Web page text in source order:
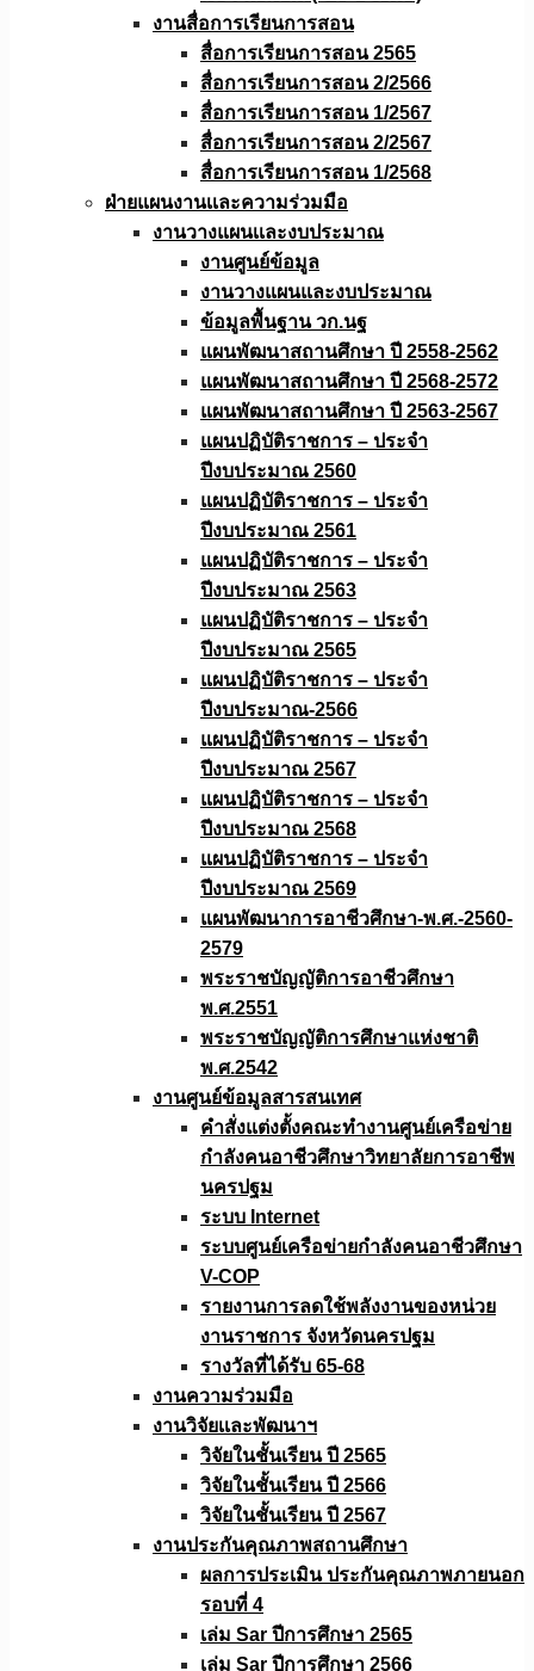
งานสื่อการเรียนการสอน
สื่อการเรียนการสอน 2565
สื่อการเรียนการสอน 2/2566
สื่อการเรียนการสอน 1/2567
สื่อการเรียนการสอน 2/2567
สื่อการเรียนการสอน 1/2568
ฝ่ายแผนงานเเละความร่วมมือ
งานวางแผนเเละงบประมาณ
งานศูนย์ข้อมูล
งานวางแผนและงบประมาณ
ข้อมูลพื้นฐาน วก.นฐ
แผนพัฒนาสถานศึกษา ปี 2558-2562
แผนพัฒนาสถานศึกษา ปี 2568-2572
แผนพัฒนาสถานศึกษา ปี 2563-2567
แผนปฏิบัติราชการ – ประจำ
ปีงบประมาณ 2560
แผนปฏิบัติราชการ – ประจำ
ปีงบประมาณ 2561
แผนปฏิบัติราชการ – ประจำ
ปีงบประมาณ 2563
แผนปฏิบัติราชการ – ประจำ
ปีงบประมาณ 2565
แผนปฏิบัติราชการ – ประจำ
ปีงบประมาณ-2566
แผนปฏิบัติราชการ – ประจำ
ปีงบประมาณ 2567
แผนปฏิบัติราชการ – ประจำ
ปีงบประมาณ 2568
แผนปฏิบัติราชการ – ประจำ
ปีงบประมาณ 2569
แผนพัฒนาการอาชีวศึกษา-พ.ศ.-2560-
2579
พระราชบัญญัติการอาชีวศึกษา
พ.ศ.2551
พระราชบัญญัติการศึกษาแห่งชาติ
พ.ศ.2542
งานศูนย์ข้อมูลสารสนเทศ
คำสั่งแต่งตั้งคณะทำงานศูนย์เครือข่าย
กำลังคนอาชีวศึกษาวิทยาลัยการอาชีพ
นครปฐม
ระบบ Internet
ระบบศูนย์เครือข่ายกำลังคนอาชีวศึกษา
V-COP
รายงานการลดใช้พลังงานของหน่วย
งานราชการ จังหวัดนครปฐม
รางวัลที่ได้รับ 65-68
งานความร่วมมือ
งานวิจัยเเละพัฒนาฯ
วิจัยในชั้นเรียน ปี 2565
วิจัยในชั้นเรียน ปี 2566
วิจัยในชั้นเรียน ปี 2567
งานประกันคุณภาพสถานศึกษา
ผลการประเมิน ประกันคุณภาพภายนอก
รอบที่ 4
เล่ม Sar ปีการศึกษา 2565
เล่ม Sar ปีการศึกษา 2566